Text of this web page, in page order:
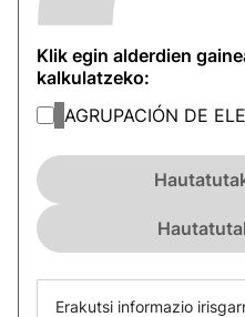
Klik egin alderdien
kalkulatzeko:
AGRUPACIÓN DE
Erakutsi informazio